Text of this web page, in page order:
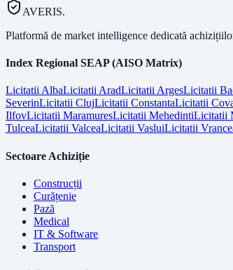
AVERIS.
Platformă de market intelligence dedicată
Index Regional SEAP (AISO Matrix)
LicitatiiAlbaLicitatiiAradLicitatiiArgesLicitatii
SeverinLicitatii ClujLicitatii ConstantaLicitatii
IlfovLicitatii MaramuresLicitatii MehedintiLicitatii
TulceaLicitatii ValceaLicitatii VasluiLicitatii
Sectoare Achiziție
Construcții
Curățenie
Pază
Medical
IT & Software
Transport